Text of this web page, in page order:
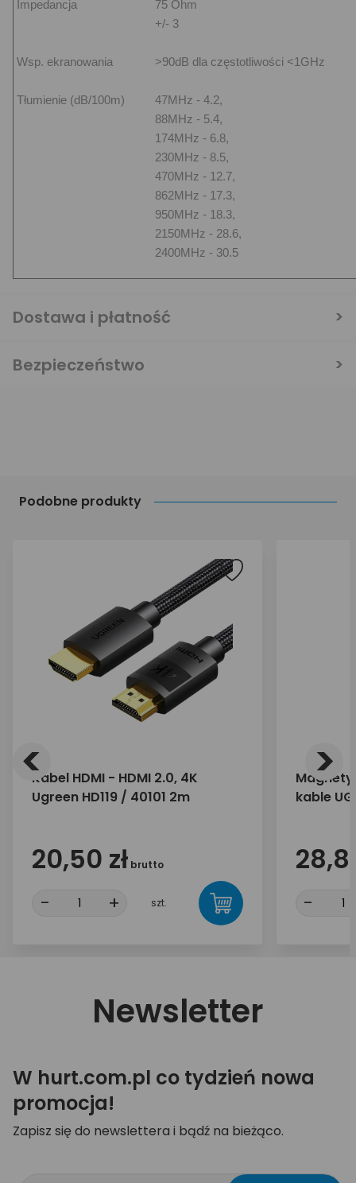
Podobne produkty
Kabel HDMI - HDMI 2.0, 4K
Ugreen HD119 / 40101 2m
20,50 zł brutto
- + szt.
kable
-
< >
Impedancja
75 Ohm
+/- 3
Wsp. ekranowania >90dB dla częstotliwości <1GHz
Tłumienie (dB/100m)
47MHz - 4.2,
88MHz - 5.4,
174MHz - 6.8,
230MHz - 8.5,
470MHz - 12.7,
862MHz - 17.3,
950MHz - 18.3,
2150MHz - 28.6,
2400MHz - 30.5
Dostawa i płatność
Bezpieczeństwo
Newsletter
W hurt.com.pl co tydzień nowa
promocja!
Zapisz się do newslettera i bądź na bieżąco.